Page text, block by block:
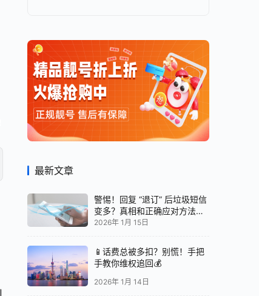
最新文章
警惕！回复 “退订” 后垃圾短信
变多？真相和正确应对方法都
在这
2026年 1月 15日
📱话费总被多扣？别慌！手把
手教你维权追回💰
2026年 1月 14日